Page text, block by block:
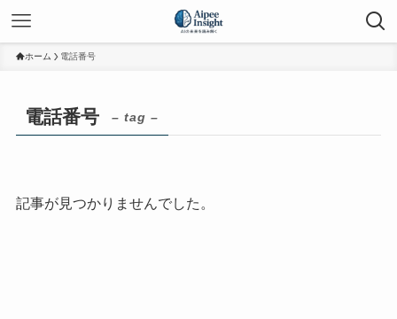
ホーム 電話番号
電話番号 – tag –
記事が見つかりませんでした。